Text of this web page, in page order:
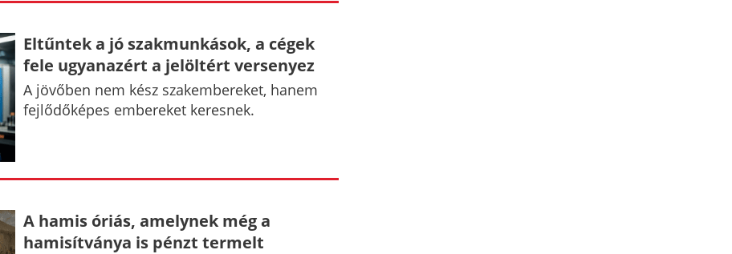
Eltűntek a jó szakmunkások, a cégek
fele ugyanazért a jelöltért versenyez
A jövőben nem kész szakembereket, hanem
fejlődőképes embereket keresnek.
A hamis óriás, amelynek még a
hamisítványa is pénzt termelt